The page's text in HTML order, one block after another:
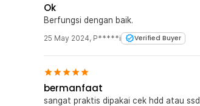
Ok
Berfungsi dengan baik.
25 May 2024, P*****i Verified Buyer
bermanfaat
sangat praktis dipakai cek hdd atau ssd